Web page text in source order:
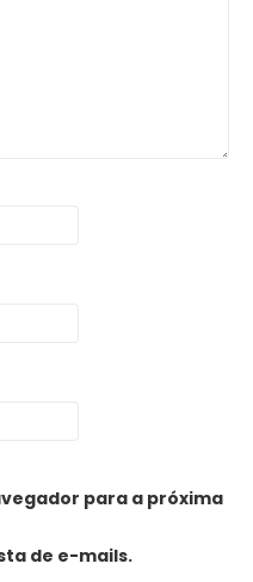
para a próxima
de e-mails.